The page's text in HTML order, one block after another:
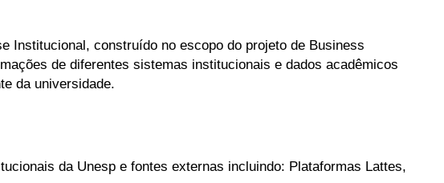
Institucional, construído no escopo do projeto de Business
de diferentes sistemas institucionais e dados acadêmicos
da universidade.
da Unesp e fontes externas incluindo: Plataformas Lattes,